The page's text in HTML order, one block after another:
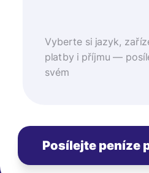
Vyberte si jazyk,
platby i příjmu —
svém
Posílejte peníze